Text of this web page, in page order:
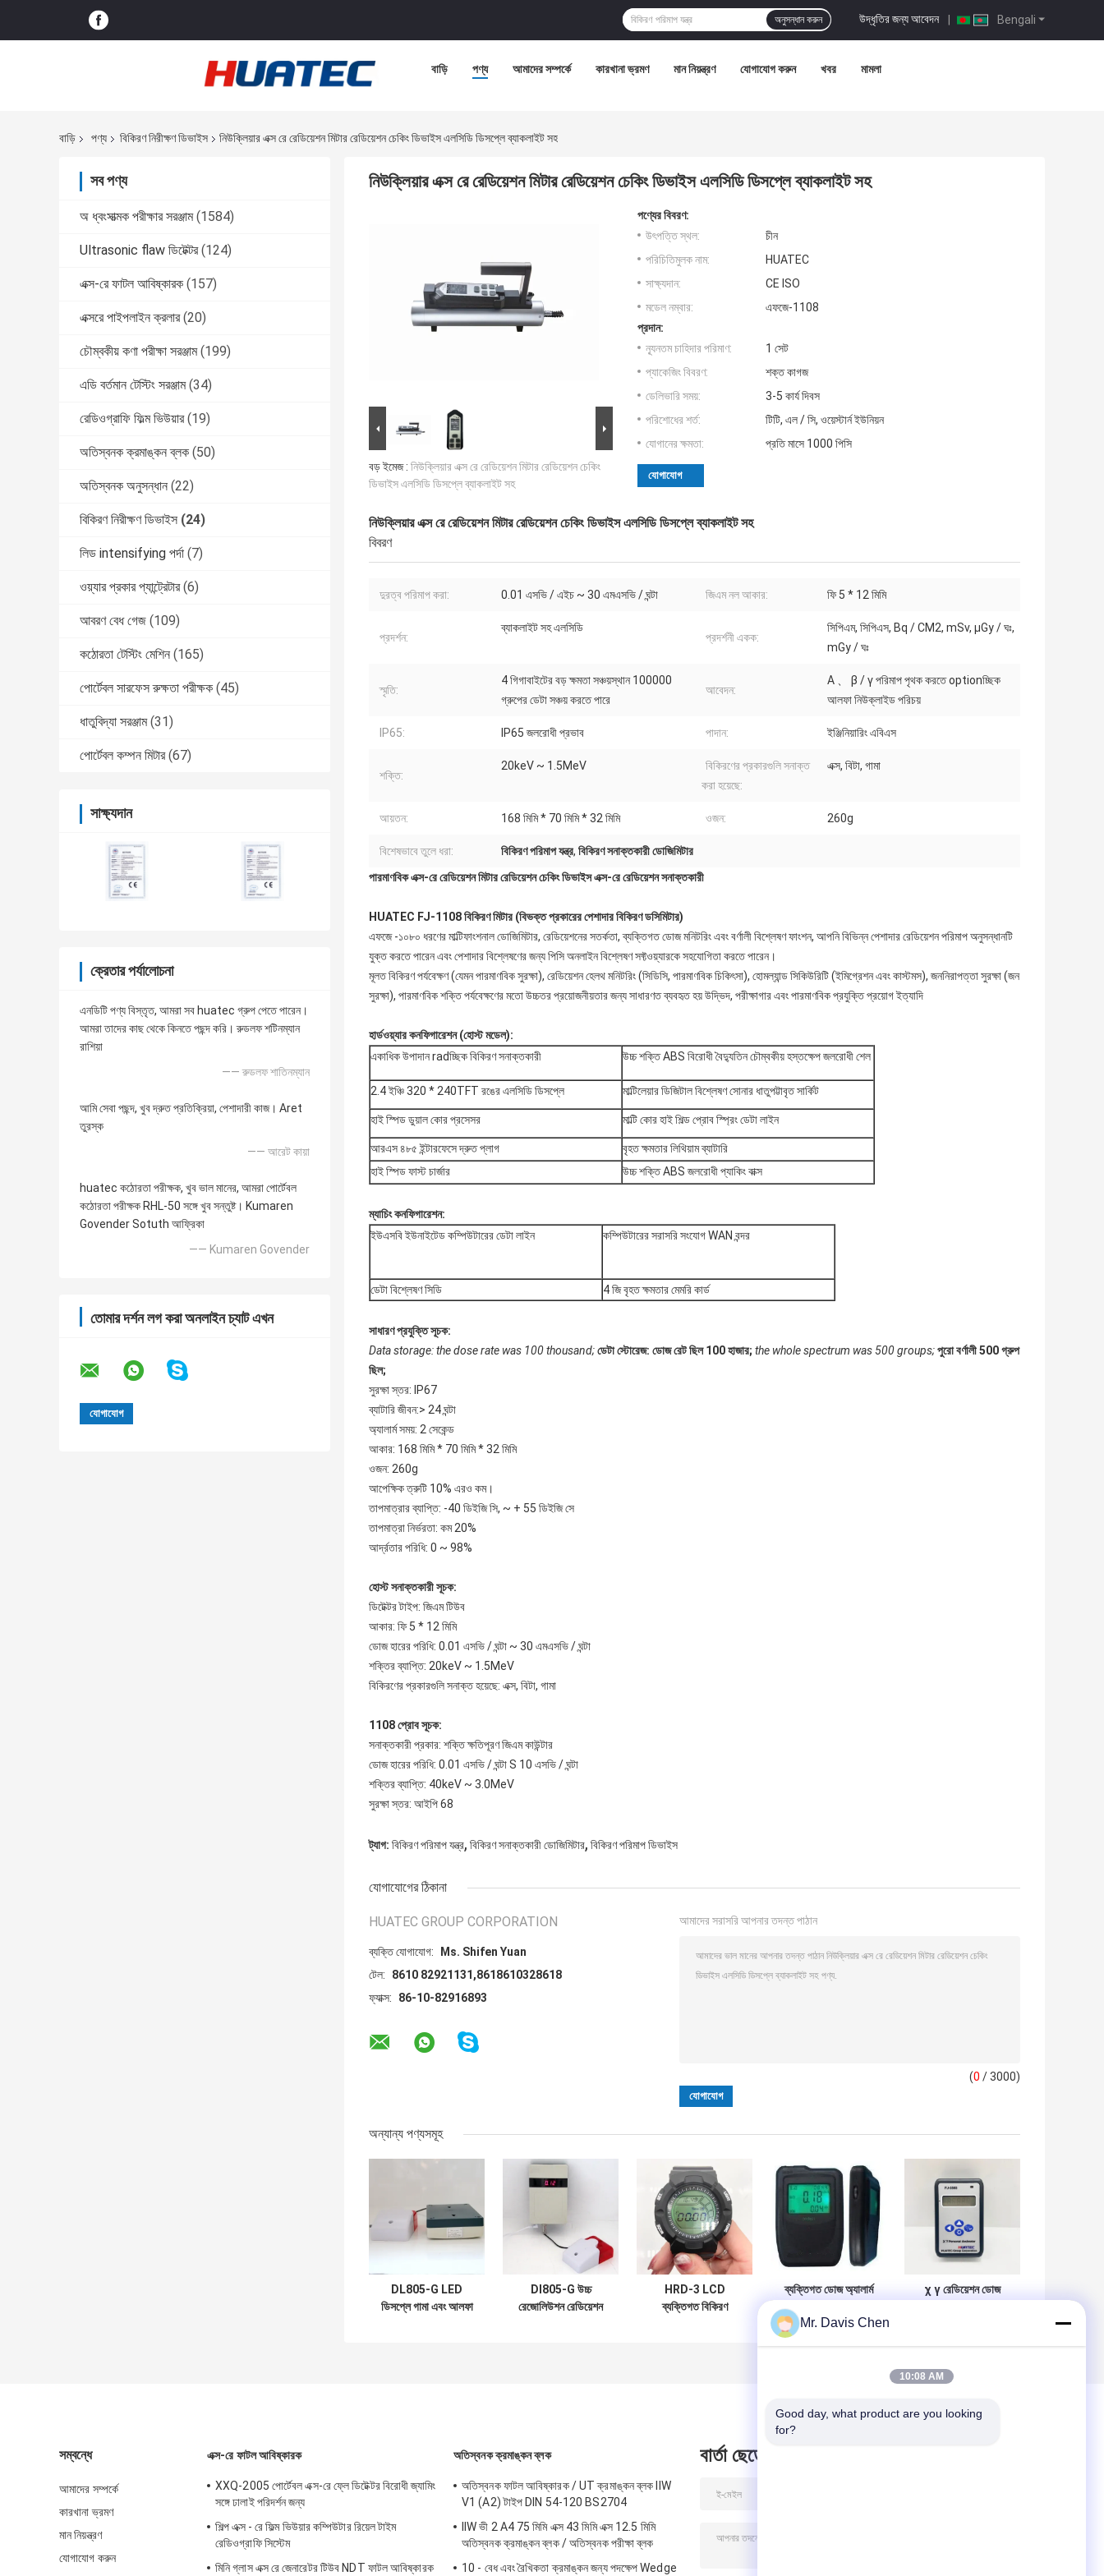
Bengali
উদ্ধৃতির জন্য আবেদন |
অনুসন্ধান করুন
বাড়ি পণ্য আমাদের সম্পর্কে কারখানা ভ্রমণ মান নিয়ন্ত্রণ যোগাযোগ করুন খবর মামলা
বাড়ি পণ্য বিকিরণ নিরীক্ষণ ডিভাইস নিউক্লিয়ার এক্স রে রেডিয়েশন মিটার রেডিয়েশন চেকিং ডিভাইস এলসিডি ডিসপ্লে ব্যাকলাইট সহ
সব পণ্য
অ ধ্বংসাত্মক পরীক্ষার সরঞ্জাম (1584)
Ultrasonic flaw ডিটেক্টর (124)
এক্স-রে ফাটল আবিষ্কারক (157)
এক্সরে পাইপলাইন ক্রলার (20)
চৌম্বকীয় কণা পরীক্ষা সরঞ্জাম (199)
এডি বর্তমান টেস্টিং সরঞ্জাম (34)
রেডিওগ্রাফি ফিল্ম ভিউয়ার (19)
অতিস্বনক ক্রমাঙ্কন ব্লক (50)
অতিস্বনক অনুসন্ধান (22)
বিকিরণ নিরীক্ষণ ডিভাইস (24)
লিড intensifying পর্দা (7)
ওয়্যার প্রকার প্যান্ট্রেটার (6)
আবরণ বেধ গেজ (109)
কঠোরতা টেস্টিং মেশিন (165)
পোর্টেবল সারফেস রুক্ষতা পরীক্ষক (45)
ধাতুবিদ্যা সরঞ্জাম (31)
পোর্টেবল কম্পন মিটার (67)
সাক্ষ্যদান
ক্রেতার পর্যালোচনা
এনডিটি পণ্য বিস্তৃত, আমরা সব huatec গ্রুপ পেতে পারেন।
আমরা তাদের কাছ থেকে কিনতে পছন্দ করি। রুডলফ শটিনম্যান
রাশিয়া
—— রুডলফ শাতিনম্যান
আমি সেবা পছন্দ, খুব দ্রুত প্রতিক্রিয়া, পেশাদারী কাজ। Aret
তুরস্ক
—— আরেট কায়া
huatec কঠোরতা পরীক্ষক, খুব ভাল মানের, আমরা পোর্টেবল
কঠোরতা পরীক্ষক RHL-50 সঙ্গে খুব সন্তুষ্ট। Kumaren
Govender Sotuth আফ্রিকা
—— Kumaren Govender
তোমার দর্শন লগ করা অনলাইন চ্যাট এখন
নিউক্লিয়ার এক্স রে রেডিয়েশন মিটার রেডিয়েশন চেকিং ডিভাইস এলসিডি ডিসপ্লে ব্যাকলাইট সহ
বড় ইমেজ : নিউক্লিয়ার এক্স রে রেডিয়েশন মিটার রেডিয়েশন চেকিং
ডিভাইস এলসিডি ডিসপ্লে ব্যাকলাইট সহ
পণ্যের বিবরণ:
উৎপত্তি স্থল:
চীন
পরিচিতিমুলক নাম:
HUATEC
সাক্ষ্যদান:
CE ISO
মডেল নম্বার:
এফজে-1108
প্রদান:
ন্যূনতম চাহিদার পরিমাণ:
1 সেট
প্যাকেজিং বিবরণ:
শক্ত কাগজ
ডেলিভারি সময়:
3-5 কার্য দিবস
পরিশোধের শর্ত:
টিটি, এল / সি, ওয়েস্টার্ন ইউনিয়ন
যোগানের ক্ষমতা:
প্রতি মাসে 1000 পিসি
যোগাযোগ
নিউক্লিয়ার এক্স রে রেডিয়েশন মিটার রেডিয়েশন চেকিং ডিভাইস এলসিডি ডিসপ্লে ব্যাকলাইট সহ
বিবরণ
দুরত্ব পরিমাপ করা: 0.01 এসভি / এইচ ~ 30 এমএসভি / ঘন্টা জিএম নল আকার: ফি 5 * 12 মিমি
প্রদর্শন:
ব্যাকলাইট সহ এলসিডি
প্রদর্শনী একক:
সিপিএম, সিপিএস, Bq / CM2, mSv, μGy / ঘঃ,
mGy / ঘঃ
স্মৃতি:
4 গিগাবাইটের বড় ক্ষমতা সঞ্চয়স্থান 100000
গ্রুপের ডেটা সঞ্চয় করতে পারে
আবেদন:
Α 、 β / γ পরিমাপ পৃথক করতে optionচ্ছিক
আলফা নিউক্লাইড পরিচয়
IP65: IP65 জলরোধী প্রভাব পাদান: ইঞ্জিনিয়ারিং এবিএস
শক্তি:
20keV ~ 1.5MeV
বিকিরণের প্রকারগুলি সনাক্ত
করা হয়েছে:
এক্স, বিটা, গামা
আয়তন: 168 মিমি * 70 মিমি * 32 মিমি ওজন: 260g
বিশেষভাবে তুলে ধরা: বিকিরণ পরিমাপ যন্ত্র, বিকিরণ সনাক্তকারী ডোজিমিটার
পারমাণবিক এক্স-রে রেডিয়েশন মিটার রেডিয়েশন চেকিং ডিভাইস এক্স-রে রেডিয়েশন সনাক্তকারী
HUATEC FJ-1108 বিকিরণ মিটার (বিভক্ত প্রকারের পেশাদার বিকিরণ ডসিমিটার)
এফজে -১০৮০ ধরণের মাল্টিফাংশনাল ডোজিমিটার, রেডিয়েশনের সতর্কতা, ব্যক্তিগত ডোজ মনিটরিং এবং বর্ণালী বিশ্লেষণ ফাংশন, আপনি বিভিন্ন পেশাদার রেডিয়েশন পরিমাপ অনুসন্ধানটি
যুক্ত করতে পারেন এবং পেশাদার বিশ্লেষণের জন্য পিসি অনলাইন বিশ্লেষণ সফ্টওয়্যারকে সহযোগিতা করতে পারেন।
মূলত বিকিরণ পর্যবেক্ষণ (যেমন পারমাণবিক সুরক্ষা), রেডিয়েশন হেলথ মনিটরিং (সিডিসি, পারমাণবিক চিকিৎসা), হোমল্যান্ড সিকিউরিটি (ইমিগ্রেশন এবং কাস্টমস), জননিরাপত্তা সুরক্ষা (জন
সুরক্ষা), পারমাণবিক শক্তি পর্যবেক্ষণের মতো উচ্চতর প্রয়োজনীয়তার জন্য সাধারণত ব্যবহৃত হয় উদ্ভিদ, পরীক্ষাগার এবং পারমাণবিক প্রযুক্তি প্রয়োগ ইত্যাদি
হার্ডওয়্যার কনফিগারেশন (হোস্ট মডেল):
একাধিক উপাদান radচ্ছিক বিকিরণ সনাক্তকারী
উচ্চ শক্তি ABS বিরোধী বৈদ্যুতিন চৌম্বকীয় হস্তক্ষেপ জলরোধী শেল
2.4 ইঞ্চি 320 * 240TFT রঙের এলসিডি ডিসপ্লে মাল্টিলেয়ার ডিজিটাল বিশ্লেষণ সোনার ধাতুপট্টাবৃত সার্কিট
হাই স্পিড ডুয়াল কোর প্রসেসর মাল্টি কোর হাই শিল্ড প্রোব স্প্রিং ডেটা লাইন
আরএস ৪৮৫ ইন্টারফেসে দ্রুত প্লাগ
বৃহত ক্ষমতার লিথিয়াম ব্যাটারি
হাই স্পিড ফাস্ট চার্জার
উচ্চ শক্তি ABS জলরোধী প্যাকিং বাক্স
ম্যাচিং কনফিগারেশন:
ইউএসবি ইউনাইটেড কম্পিউটারের ডেটা লাইন
কম্পিউটারের সরাসরি সংযোগ WAN বন্দর
ডেটা বিশ্লেষণ সিডি 4 জি বৃহত ক্ষমতার মেমরি কার্ড
সাধারণ প্রযুক্তি সূচক:
Data storage: the dose rate was 100 thousand;ডেটা স্টোরেজ: ডোজ রেট ছিল 100 হাজার; the whole spectrum was 500 groups;পুরো বর্ণালী 500 গ্রুপ
ছিল;
সুরক্ষা স্তর: IP67
ব্যাটারি জীবন:> 24 ঘন্টা
অ্যালার্ম সময়: 2 সেকেন্ড
আকার: 168 মিমি * 70 মিমি * 32 মিমি
ওজন: 260g
আপেক্ষিক ত্রুটি 10% এরও কম।
তাপমাত্রার ব্যাপ্তি: -40 ডিইজি সি, ~ + 55 ডিইজি সে
তাপমাত্রা নির্ভরতা: কম 20%
আর্দ্রতার পরিধি: 0 ~ 98%
হোস্ট সনাক্তকারী সূচক:
ডিটেক্টর টাইপ: জিএম টিউব
আকার: ফি 5 * 12 মিমি
ডোজ হারের পরিধি: 0.01 এসভি / ঘন্টা ~ 30 এমএসভি / ঘন্টা
শক্তির ব্যাপ্তি: 20keV ~ 1.5MeV
বিকিরণের প্রকারগুলি সনাক্ত হয়েছে: এক্স, বিটা, গামা
1108 প্রোব সূচক:
সনাক্তকারী প্রকার: শক্তি ক্ষতিপূরণ জিএম কাউন্টার
ডোজ হারের পরিধি: 0.01 এসভি / ঘন্টা S 10 এসভি / ঘন্টা
শক্তির ব্যাপ্তি: 40keV ~ 3.0MeV
সুরক্ষা স্তর: আইপি 68
ট্যাগ: বিকিরণ পরিমাপ যন্ত্র, বিকিরণ সনাক্তকারী ডোজিমিটার, বিকিরণ পরিমাপ ডিভাইস
যোগাযোগের ঠিকানা
HUATEC GROUP CORPORATION
ব্যক্তি যোগাযোগ:
Ms. Shifen Yuan
টেল:
8610 82921131,8618610328618
ফ্যাক্স:
86-10-82916893
আমাদের সরাসরি আপনার তদন্ত পাঠান
(0 / 3000)
অন্যান্য পণ্যসমূহ
DL805-G LED
ডিসপ্লে গামা এবং আলফা
Dl805-G উচ্চ
রেজোলিউশন রেডিয়েশন
HRD-3 LCD
ব্যক্তিগত বিকিরণ
ব্যক্তিগত ডোজ অ্যালার্ম
রেডিয়েশন সার্ভে মিটার
Dp802i গিগার কাউন্টার
χ γ রেডিয়েশন ডোজ
সম্বন্ধে
আমাদের সম্পর্কে
কারখানা ভ্রমণ
মান নিয়ন্ত্রণ
যোগাযোগ করুন
এক্স-রে ফাটল আবিষ্কারক
XXQ-2005 পোর্টেবল এক্স-রে ফ্লে ডিটেক্টর বিরোধী জ্যামিং
সঙ্গে ঢালাই পরিদর্শন জন্য
শিল্প এক্স - রে ফিল্ম ভিউয়ার কম্পিউটার রিয়েল টাইম
রেডিওগ্রাফি সিস্টেম
মিনি গ্লাস এক্স রে জেনারেটর টিউব NDT ফাটল আবিষ্কারক
অতিস্বনক ক্রমাঙ্কন ব্লক
অতিস্বনক ফাটল আবিষ্কারক / UT ক্রমাঙ্কন ব্লক IIW
V1 (A2) টাইপ DIN 54-120 BS2704
IIW ভী 2 A4 75 মিমি এক্স 43 মিমি এক্স 12.5 মিমি
অতিস্বনক ক্রমাঙ্কন ব্লক / অতিস্বনক পরীক্ষা ব্লক
10 - বেধ এবং রৈখিকতা ক্রমাঙ্কন জন্য পদক্ষেপ Wedge
বার্তা ছেড়ে
Mr. Davis Chen
10:08 AM
Good day, what product are you looking
for?